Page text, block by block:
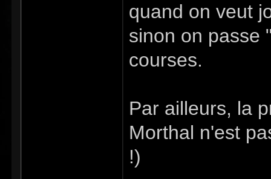
quand on veut
sinon on passe
courses.
Par ailleurs, la
Morthal n'est
!)